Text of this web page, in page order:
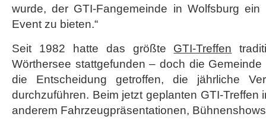
wurde, der GTI-Fangemeinde in Wolfsburg
Event zu bieten.“
Seit 1982 hatte das größte GTI-Treffen
Wörthersee stattgefunden – doch die
die Entscheidung getroffen, die jährliche
durchzuführen. Beim jetzt geplanten GTI-Treffen
anderem Fahrzeugpräsentationen,